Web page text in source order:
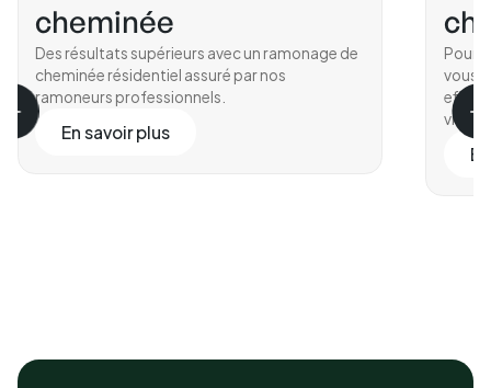
cheminée
Des résultats supérieurs avec un ramonage de
cheminée résidentiel assuré par nos
ramoneurs professionnels.
En savoir plus
Pour
vous